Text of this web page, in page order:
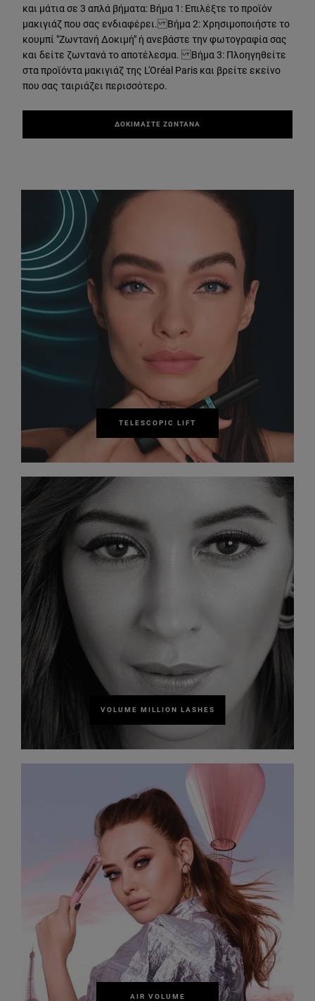
και μάτια σε 3 απλά βήματα: Βήμα 1: Επιλέξτε το προϊόν
μακιγιάζ που σας ενδιαφέρει. Βήμα 2: Χρησιμοποιήστε το
κουμπί "Ζωντανή Δοκιμή" ή ανεβάστε την φωτογραφία σας
και δείτε ζωντανά το αποτέλεσμα. Βήμα 3: Πλοηγηθείτε
στα προϊόντα μακιγιάζ της L'Oréal Paris και βρείτε εκείνο
που σας ταιριάζει περισσότερο.
ΔΟΚΙΜΑΣΤΕ ΖΩΝΤΑΝΑ
TELESCOPIC LIFT
VOLUME MILLION LASHES
AIR VOLUME